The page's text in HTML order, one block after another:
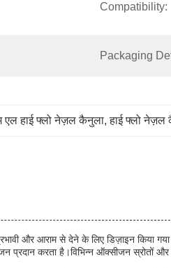
Compatibility:
Packaging
एल हाई फ्लो नेज़ल कैनुला, हाई फ्लो नेज़ल
और आराम से देने के लिए डिज़ाइन किया
करता है।विभिन्न ऑक्सीजन स्रोतों और